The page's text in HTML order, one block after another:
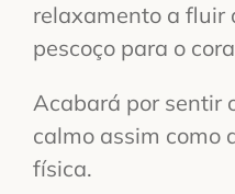
relaxamento a fluir
pescoço para o
Acabará por sentir
calmo assim como
física.